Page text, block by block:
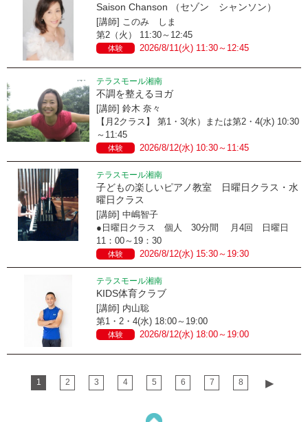
Saison Chanson （セゾン シャンソン）
[講師] このみ しま
第2（火） 11:30～12:45
体験 2026/8/11(火) 11:30～12:45
テラスモール湘南
不調を整えるヨガ
[講師] 鈴木 奈々
【月2クラス】 第1・3(水）または第2・4(水) 10:30
～11:45
体験 2026/8/12(水) 10:30～11:45
テラスモール湘南
子どもの楽しいピアノ教室 日曜日クラス・水
曜日クラス
[講師] 中嶋智子
●日曜日クラス 個人 30分間 月4回 日曜日
11：00～19：30
体験 2026/8/12(水) 15:30～19:30
テラスモール湘南
KIDS体育クラブ
[講師] 内山聡
第1・2・4(水) 18:00～19:00
体験 2026/8/12(水) 18:00～19:00
1 2 3 4 5 6 7 8 ▶︎